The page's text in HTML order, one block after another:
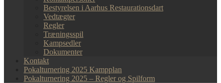
Bestyrelsen i Aarhus Restaurationsdart
Vedtægter
Regler
Træningsspil
Kampsedler
Dokumenter
Kontakt
Pokalturnering 2025 Kampplan
Pokalturnering 2025 – Regler og Spilform